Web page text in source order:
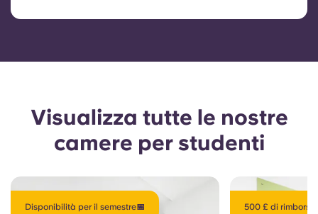
Visualizza tutte le nostre
camere per studenti
Disponibilità per il semestre📅 500 £ di